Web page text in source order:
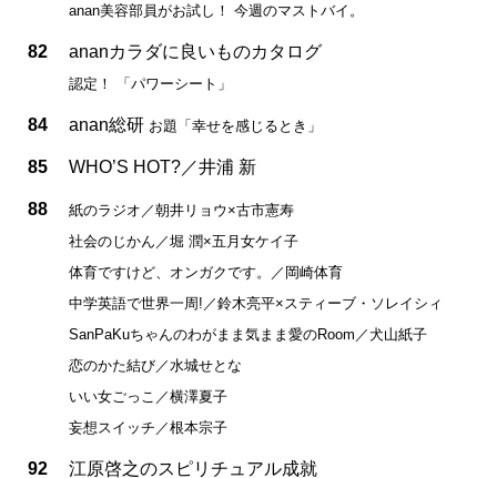
anan美容部員がお試し！ 今週のマストバイ。
82 ananカラダに良いものカタログ
認定！ 「パワーシート」
84 anan総研 お題「幸せを感じるとき」
85 WHO’S HOT?／井浦 新
88
紙のラジオ／朝井リョウ×古市憲寿
社会のじかん／堀 潤×五月女ケイ子
体育ですけど、オンガクです。／岡崎体育
中学英語で世界一周!／鈴木亮平×スティーブ・ソレイシィ
SanPaKuちゃんのわがまま気まま愛のRoom／犬山紙子
恋のかた結び／水城せとな
いい女ごっこ／横澤夏子
妄想スイッチ／根本宗子
92 江原啓之のスピリチュアル成就